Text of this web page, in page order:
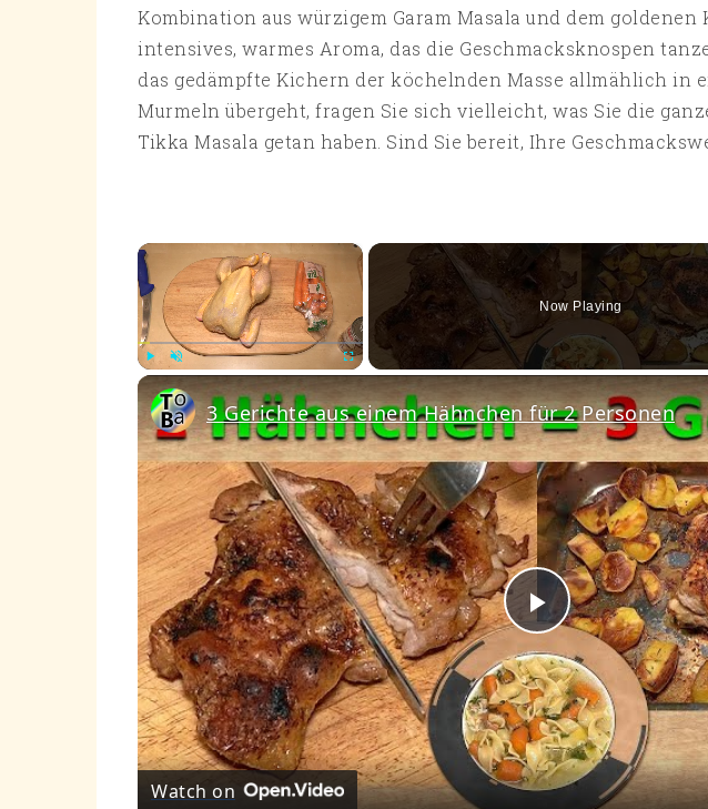
Kombination aus würzigem Garam Masala und dem goldenen
intensives, warmes Aroma, das die Geschmacksknospen
das gedämpfte Kichern der köchelnden Masse allmählich in
Murmeln übergeht, fragen Sie sich vielleicht, was Sie die
Tikka Masala getan haben. Sind Sie bereit, Ihre
×
Now Playing
Play
Video
3 Gerichte aus einem Hähnchen für 2 Personen
Watch on